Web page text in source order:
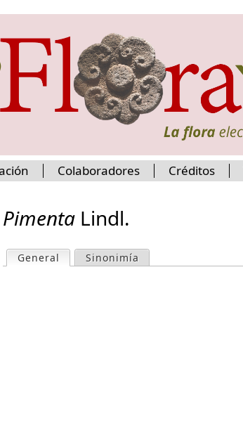
Pimenta Lindl.
P
General (active tab)
Sinonimía
Colaboradores Créditos